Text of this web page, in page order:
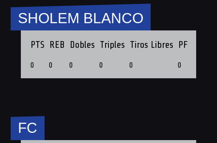
SHOLEM BLANCO
PTS REB Dobles Triples Tiros Libres PF
0 0 0 0 0 0
FC